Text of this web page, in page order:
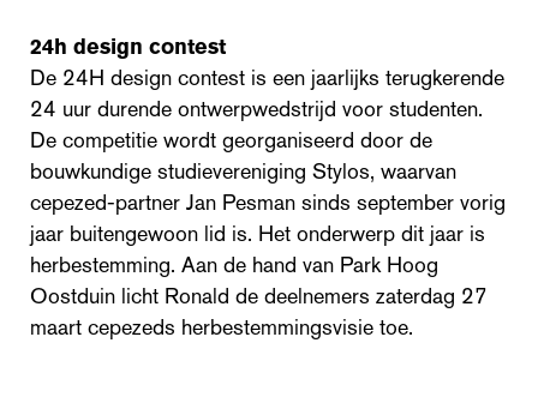
24h design contest
De 24H design contest is een jaarlijks terugkerende
24 uur durende ontwerpwedstrijd voor studenten.
De competitie wordt georganiseerd door de
bouwkundige studievereniging Stylos, waarvan
cepezed-partner Jan Pesman sinds september vorig
jaar buitengewoon lid is. Het onderwerp dit jaar is
herbestemming. Aan de hand van Park Hoog
Oostduin licht Ronald de deelnemers zaterdag 27
maart cepezeds herbestemmingsvisie toe.